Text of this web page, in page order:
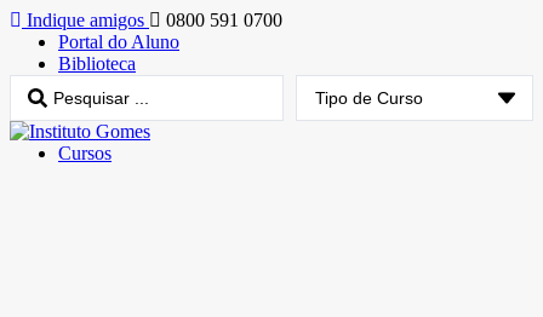
Indique amigos
0800 591 0700
Portal do Aluno
Biblioteca
Cursos